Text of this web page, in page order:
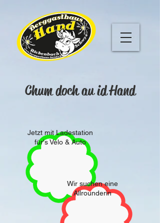
Chum doch au id Hand
Jetzt mit Ladestation
für's Velo & Auto
Wir suchen eine
Allrounderin